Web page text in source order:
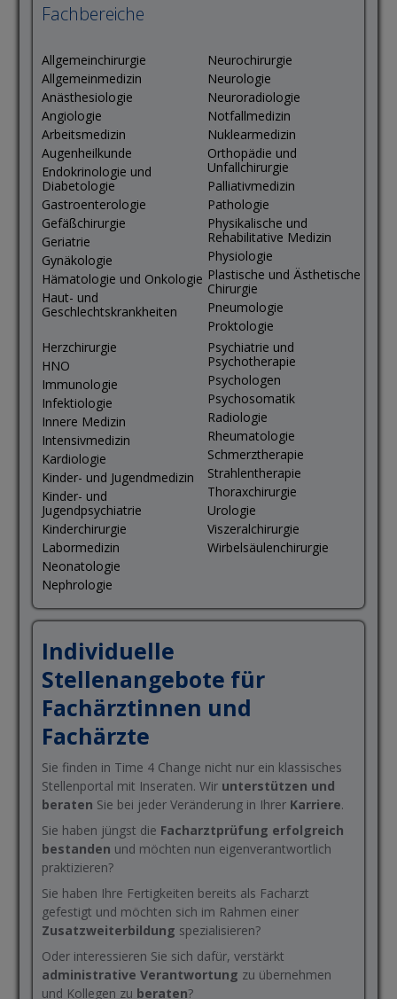
Fachbereiche
Allgemeinchirurgie
Allgemeinmedizin
Anästhesiologie
Angiologie
Arbeitsmedizin
Augenheilkunde
Endokrinologie und
Diabetologie
Gastroenterologie
Gefäßchirurgie
Geriatrie
Gynäkologie
Hämatologie und Onkologie
Haut- und
Geschlechtskrankheiten
Herzchirurgie
HNO
Immunologie
Infektiologie
Innere Medizin
Intensivmedizin
Kardiologie
Kinder- und Jugendmedizin
Kinder- und
Jugendpsychiatrie
Kinderchirurgie
Labormedizin
Neonatologie
Nephrologie
Neurochirurgie
Neurologie
Neuroradiologie
Notfallmedizin
Nuklearmedizin
Orthopädie und
Unfallchirurgie
Palliativmedizin
Pathologie
Physikalische und
Rehabilitative Medizin
Physiologie
Plastische und Ästhetische
Chirurgie
Pneumologie
Proktologie
Psychiatrie und
Psychotherapie
Psychologen
Psychosomatik
Radiologie
Rheumatologie
Schmerztherapie
Strahlentherapie
Thoraxchirurgie
Urologie
Viszeralchirurgie
Wirbelsäulenchirurgie
Individuelle
Stellenangebote für
Fachärztinnen und
Fachärzte
Sie finden in Time 4 Change nicht nur ein klassisches
Stellenportal mit Inseraten. Wir unterstützen und
beraten Sie bei jeder Veränderung in Ihrer Karriere.
Sie haben jüngst die Facharztprüfung erfolgreich
bestanden und möchten nun eigenverantwortlich
praktizieren?
Sie haben Ihre Fertigkeiten bereits als Facharzt
gefestigt und möchten sich im Rahmen einer
Zusatzweiterbildung spezialisieren?
Oder interessieren Sie sich dafür, verstärkt
administrative Verantwortung zu übernehmen
und Kollegen zu beraten?